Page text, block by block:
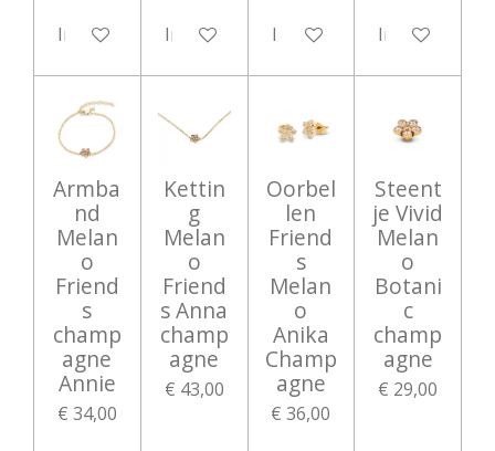
In winkelwagenIn winkelwagenIn winkelwagenIn
Armba
nd
Melan
o
Friend
s
champ
agne
Annie
€ 34,00
Kettin
g
Melan
o
Friend
s Anna
champ
agne
€ 43,00
Oorbel
len
Friend
s
Melan
o
Anika
Champ
agne
€ 36,00
Steent
je Vivid
Melan
o
Botani
c
champ
agne
€ 29,00